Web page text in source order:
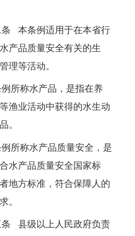
本条例适用于在本省行
产品质量安全有关的生
理等活动。
所称水产品，是指在养
渔业活动中获得的水生动
。
所称水产品质量安全，是
水产品质量安全国家标
地方标准，符合保障人的
。
县级以上人民政府负责